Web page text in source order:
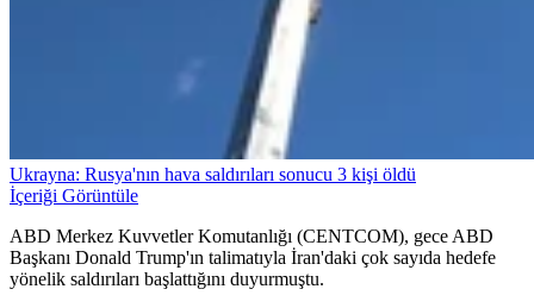
Ukrayna: Rusya'nın hava saldırıları sonucu 3 kişi öldü
İçeriği Görüntüle
ABD Merkez Kuvvetler Komutanlığı (CENTCOM), gece ABD
Başkanı Donald Trump'ın talimatıyla İran'daki çok sayıda hedefe
yönelik saldırıları başlattığını duyurmuştu.